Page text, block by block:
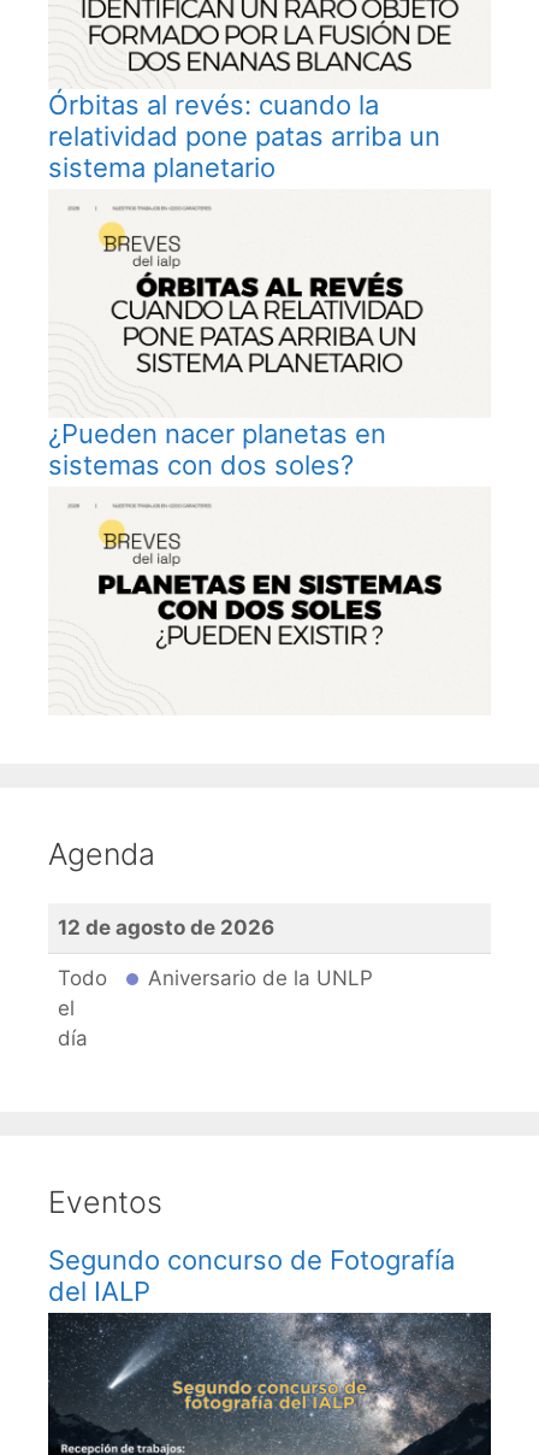
Órbitas al revés: cuando la
relatividad pone patas arriba un
sistema planetario
¿Pueden nacer planetas en
sistemas con dos soles?
Agenda
12 de agosto de 2026
Todo
el
día
Aniversario de la UNLP
Eventos
Segundo concurso de Fotografía
del IALP